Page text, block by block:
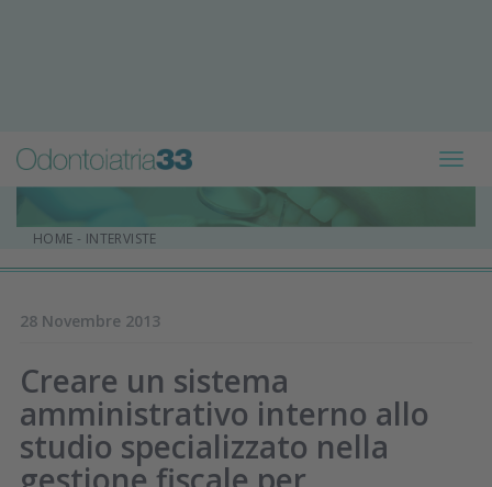
HOME - INTERVISTE
28 Novembre 2013
Creare un sistema
amministrativo interno allo
studio specializzato nella